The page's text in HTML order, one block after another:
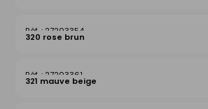
27203354
320 rose brun
27203361
321 mauve beige